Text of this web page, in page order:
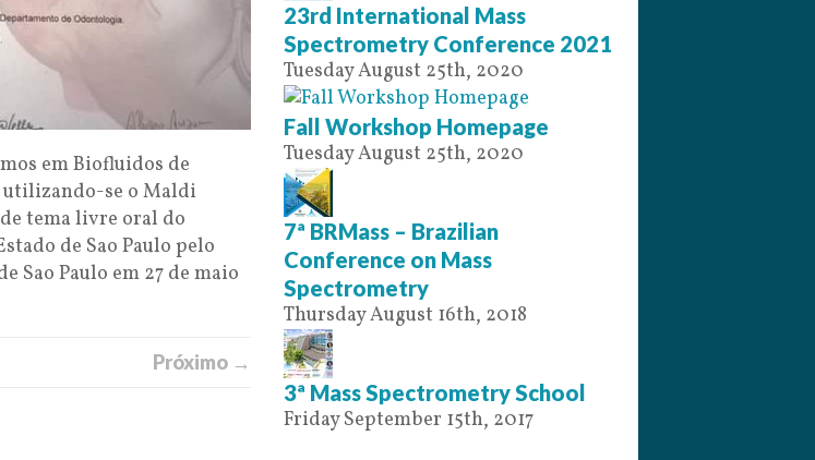
em Biofluidos de
utilizando-se o Maldi
tema livre oral do
de Sao Paulo pelo
Sao Paulo em 27 de maio
Próximo →
23rd International Mass
Spectrometry Conference 2021
Tuesday August 25th, 2020
Fall Workshop Homepage
Tuesday August 25th, 2020
7ª BRMass – Brazilian
Conference on Mass
Spectrometry
Thursday August 16th, 2018
3ª Mass Spectrometry School
Friday September 15th, 2017